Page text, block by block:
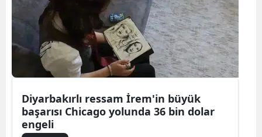
Diyarbakırlı ressam İrem'in büyük
başarısı Chicago yolunda 36 bin dolar
engeli